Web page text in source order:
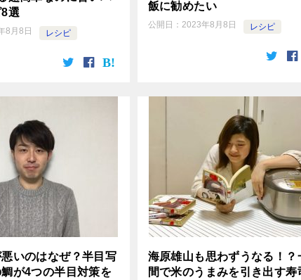
選
8月8日 レシピ
飯に勧めたい
公開日： 2023年8月8日 レシピ
いのはなぜ？半目写
が4つの半目対策を
海原雄山も思わずうなる！？
間で米のうまみを引き出す寿